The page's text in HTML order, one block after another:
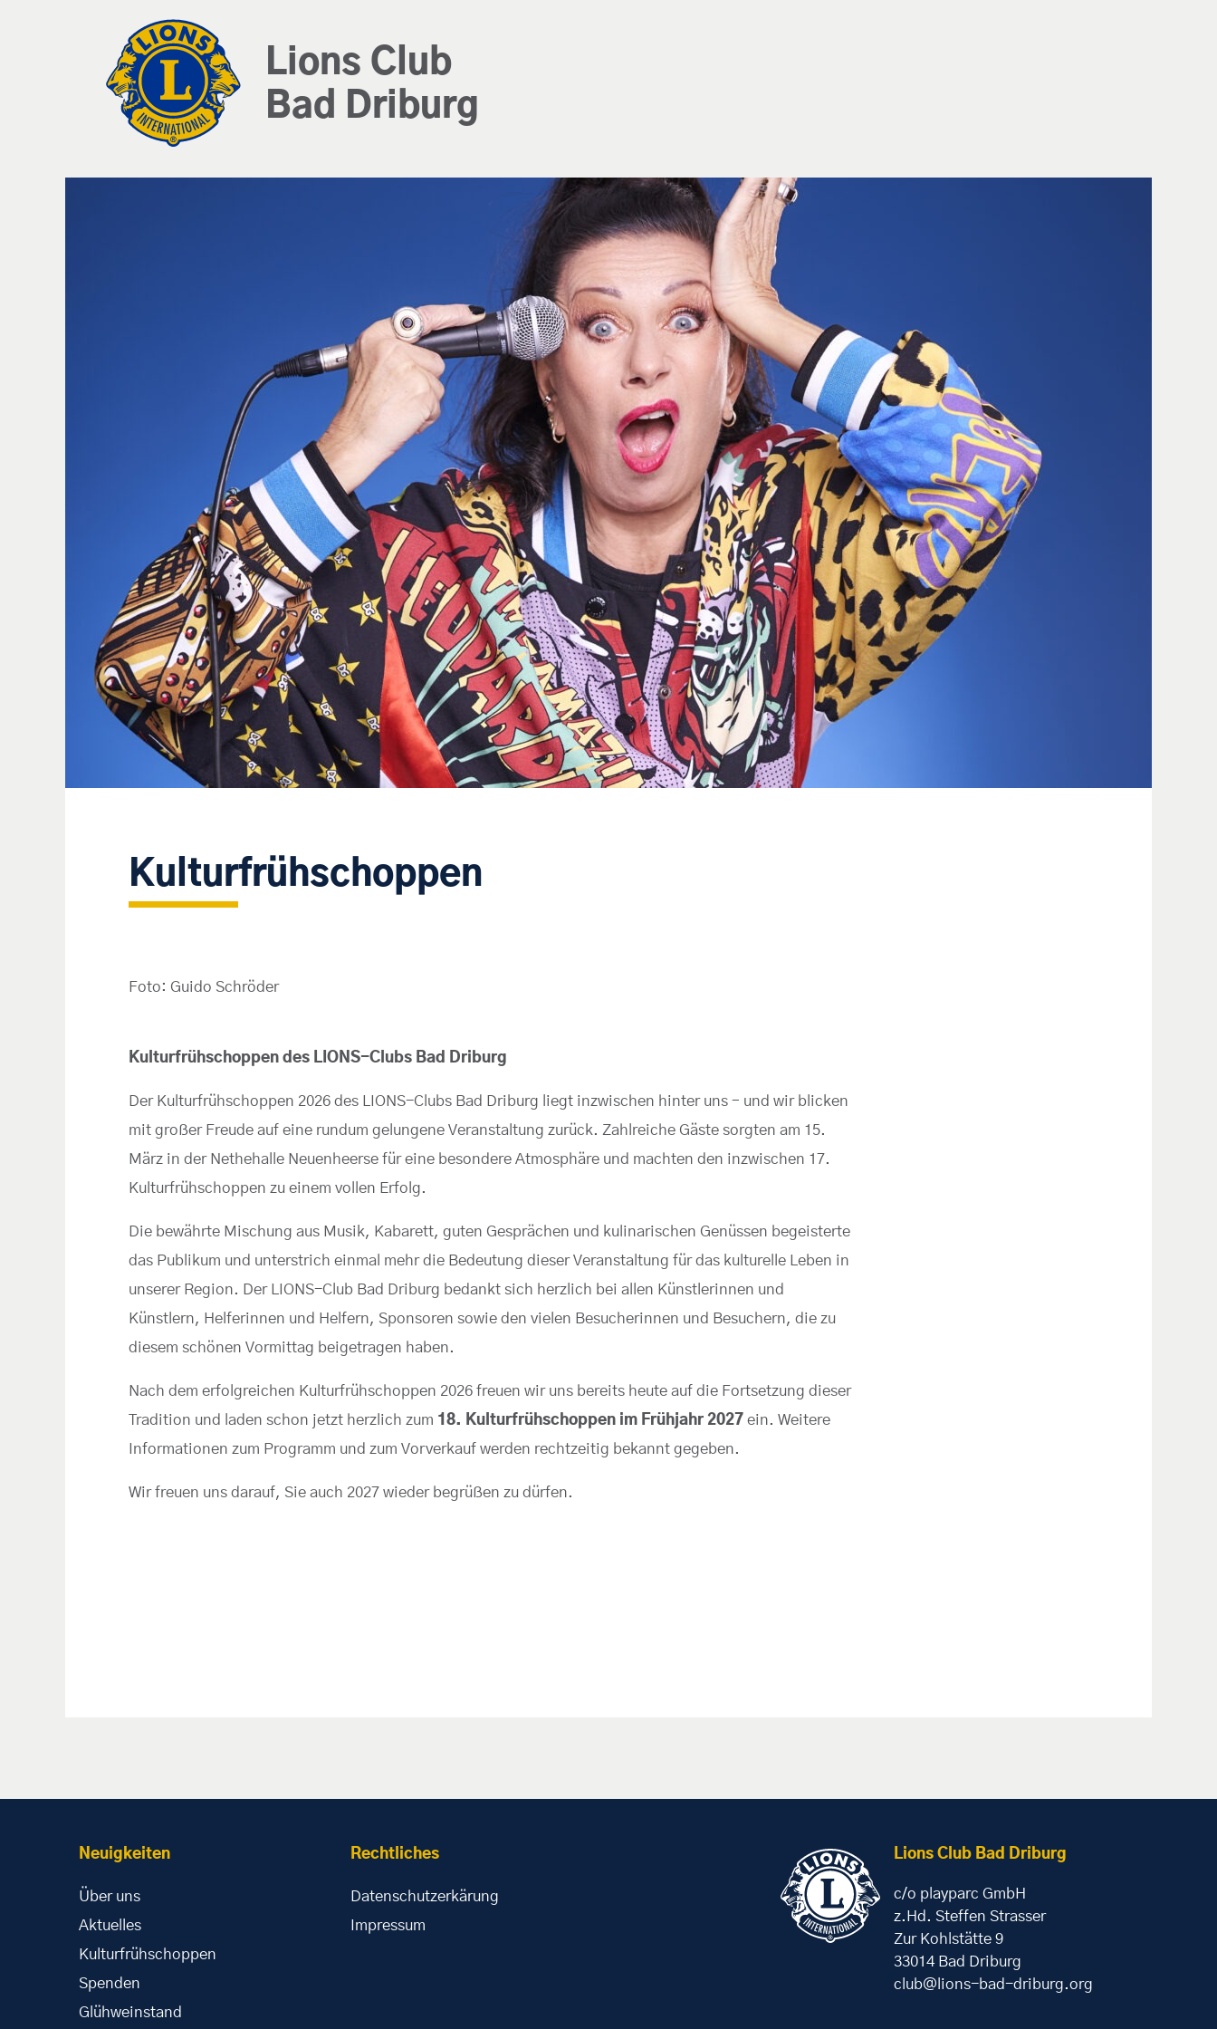
Lions Club
Bad Driburg
Kulturfrühschoppen
Foto: Guido Schröder
Kulturfrühschoppen des LIONS-Clubs Bad Driburg
Der Kulturfrühschoppen 2026 des LIONS-Clubs Bad Driburg liegt inzwischen hinter uns – und wir blicken
mit großer Freude auf eine rundum gelungene Veranstaltung zurück. Zahlreiche Gäste sorgten am 15.
März in der Nethehalle Neuenheerse für eine besondere Atmosphäre und machten den inzwischen 17.
Kulturfrühschoppen zu einem vollen Erfolg.
Die bewährte Mischung aus Musik, Kabarett, guten Gesprächen und kulinarischen Genüssen begeisterte
das Publikum und unterstrich einmal mehr die Bedeutung dieser Veranstaltung für das kulturelle Leben in
unserer Region. Der LIONS-Club Bad Driburg bedankt sich herzlich bei allen Künstlerinnen und
Künstlern, Helferinnen und Helfern, Sponsoren sowie den vielen Besucherinnen und Besuchern, die zu
diesem schönen Vormittag beigetragen haben.
Nach dem erfolgreichen Kulturfrühschoppen 2026 freuen wir uns bereits heute auf die Fortsetzung dieser
Tradition und laden schon jetzt herzlich zum 18. Kulturfrühschoppen im Frühjahr 2027 ein. Weitere
Informationen zum Programm und zum Vorverkauf werden rechtzeitig bekannt gegeben.
Wir freuen uns darauf, Sie auch 2027 wieder begrüßen zu dürfen.
Neuigkeiten
Über uns
Aktuelles
Kulturfrühschoppen
Spenden
Glühweinstand
Rechtliches
Datenschutzerkärung
Impressum
Lions Club Bad Driburg
c/o playparc GmbH
z.Hd. Steffen Strasser
Zur Kohlstätte 9
33014 Bad Driburg
club@lions-bad-driburg.org